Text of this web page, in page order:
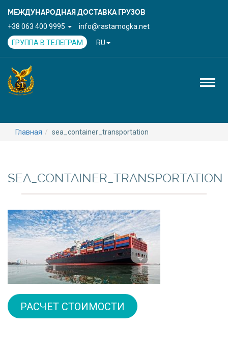
МЕЖДУНАРОДНАЯ ДОСТАВКА ГРУЗОВ
+38 063 400 9995
info@rastamogka.net
ГРУППА В ТЕЛЕГРАМ
RU
Главная sea_container_transportation
SEA_CONTAINER_TRANSPORTATION
РАСЧЕТ СТОИМОСТИ